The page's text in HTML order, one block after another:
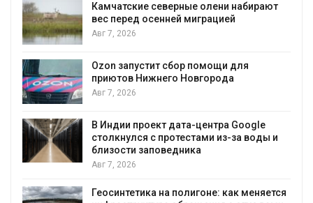
Камчатские северные олени набирают
вес перед осенней миграцией
Авг 7, 2026
Ozon запустит сбор помощи для
приютов Нижнего Новгорода
Авг 7, 2026
В Индии проект дата-центра Google
столкнулся с протестами из-за воды и
близости заповедника
Авг 7, 2026
Геосинтетика на полигоне: как меняется